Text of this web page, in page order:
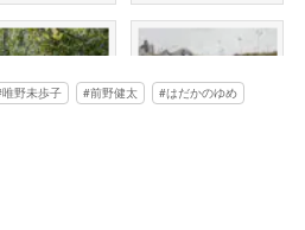
唯野未歩子 前野健太
はだかのゆめ